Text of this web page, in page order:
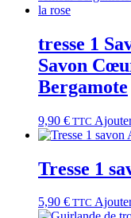
tresse 1
Savon
Bergamote
9,90 € TTC
Tresse 1
5,90 € TTC